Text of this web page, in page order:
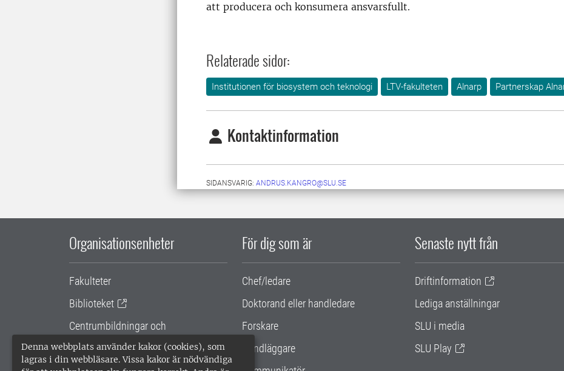
Denna webbplats använder kakor (cookies), som
lagras i din webbläsare. Vissa kakor är nödvändiga
att producera och konsumera ansvarsfullt.
Relaterade sidor:
Institutionen för biosystem och teknologi LTV-fakulteten Alnarp Partnerskap
Kontaktinformation
SIDANSVARIG: ANDRUS.KANGRO@SLU.SE
Organisationsenheter
Fakulteter
Biblioteket
Centrumbildningar och
samarbetsprojekt
Gemensamma verksamhetsstödet
För dig som är
Chef/ledare
Doktorand eller handledare
Forskare
Handläggare
Senaste nytt från
Driftinformation
Lediga anställningar
SLU i media
SLU Play